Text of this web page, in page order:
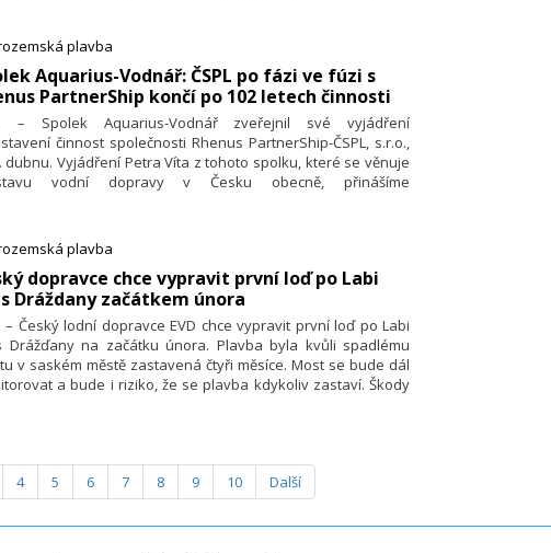
plavba
Aquarius-Vodnář: ČSPL po fázi ve fúzi s
PartnerShip končí po 102 letech činnosti
– Spolek Aquarius-Vodnář zveřejnil své vyjádření
činnost společnosti Rhenus PartnerShip-ČSPL, s.r.o.,
dubnu. Vyjádření Petra Víta z tohoto spolku, které se věnuje
vodní dopravy v Česku obecně, přinášíme
plavba
dopravce chce vypravit první loď po Labi
Dráždany začátkem února
– Český lodní dopravce EVD chce vypravit první loď po Labi
Drážďany na začátku února. Plavba byla kvůli spadlému
v saském městě zastavená čtyři měsíce. Most se bude dál
a bude i riziko, že se plavba kdykoliv zastaví. Škody
4 5 6 7 8 9 10 Další